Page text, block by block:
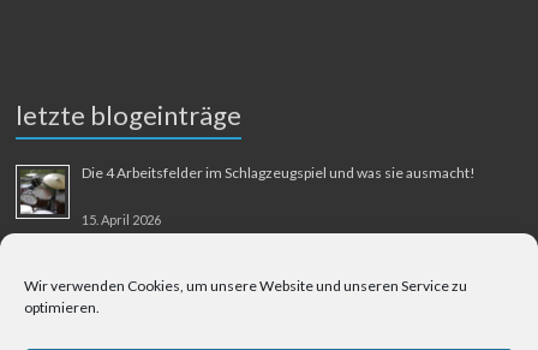
Wir verwenden Cookies, um unsere Website und unseren Service zu
optimieren.
letzte blogeinträge
Die 4 Arbeitsfelder im Schlagzeugspiel und was sie ausmacht!
15. April 2026
31. August 2025